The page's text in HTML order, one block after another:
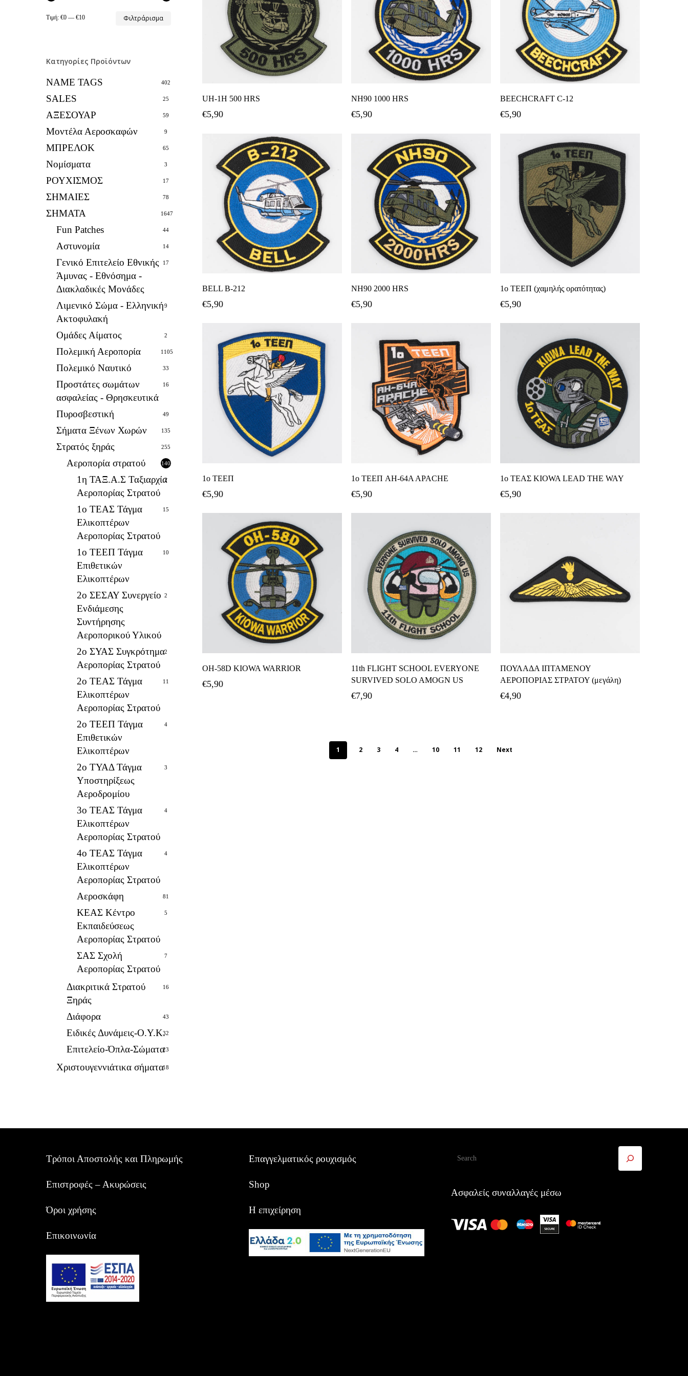
Φιλτράρισμα
Τιμή: €0 — €10
Κατηγορίες Προϊόντων
NAME TAGS 402
SALES 25
ΑΞΕΣΟΥΑΡ 59
Μοντέλα Αεροσκαφών 9
ΜΠΡΕΛΟΚ 65
Νομίσματα 3
ΡΟΥΧΙΣΜΟΣ 17
ΣΗΜΑΙΕΣ 78
ΣΗΜΑΤΑ 1647
Fun Patches 44
Αστυνομία 14
Γενικό Επιτελείο Εθνικής
Άμυνας - Εθνόσημα -
Διακλαδικές Μονάδες
17
Λιμενικό Σώμα - Ελληνική
Ακτοφυλακή
9
Ομάδες Αίματος 2
Πολεμική Αεροπορία 1105
Πολεμικό Ναυτικό 33
Προστάτες σωμάτων
ασφαλείας - Θρησκευτικά
16
Πυροσβεστική 49
Σήματα Ξένων Χωρών 135
Στρατός ξηράς 255
Αεροπορία στρατού 140
1η ΤΑΞ.Α.Σ Ταξιαρχία
Αεροπορίας Στρατού
2
1ο ΤΕΑΣ Τάγμα
Ελικοπτέρων
Αεροπορίας Στρατού
15
1ο ΤΕΕΠ Τάγμα
Επιθετικών
Ελικοπτέρων
10
2ο ΣΕΣΑΥ Συνεργείο
Ενδιάμεσης
Συντήρησης
Αεροπορικού Υλικού
2
2ο ΣΥΑΣ Συγκρότημα
Αεροπορίας Στρατού
2
2ο ΤΕΑΣ Τάγμα
Ελικοπτέρων
Αεροπορίας Στρατού
11
2ο ΤΕΕΠ Τάγμα
Επιθετικών
Ελικοπτέρων
4
2ο ΤΥΑΔ Τάγμα
Υποστηρίξεως
Αεροδρομίου
3
3ο ΤΕΑΣ Τάγμα
Ελικοπτέρων
Αεροπορίας Στρατού
4
4ο ΤΕΑΣ Τάγμα
Ελικοπτέρων
Αεροπορίας Στρατού
4
Αεροσκάφη 81
ΚΕΑΣ Κέντρο
Εκπαιδεύσεως
Αεροπορίας Στρατού
5
ΣΑΣ Σχολή
Αεροπορίας Στρατού
7
Διακριτικά Στρατού
Ξηράς
16
Διάφορα 43
Ειδικές Δυνάμεις-Ο.Υ.Κ.32
Επιτελείο-Όπλα-Σώματα23
Χριστουγεννιάτικα σήματα18
UH-1H 500 HRS
€5,90
NH90 1000 HRS
€5,90
BEECHCRAFT C-12
€5,90
BELL B-212
€5,90
NH90 2000 HRS
€5,90
Προσθήκη Στο Καλάθι
1ο ΤΕΕΠ (χαμηλής ορατότητας)
€5,90
1ο ΤΕΕΠ
€5,90
1ο ΤΕΕΠ AH-64A APACHE
€5,90
1ο ΤΕΑΣ KIOWA LEAD THE WAY
€5,90
OH-58D KIOWA WARRIOR
€5,90
11th FLIGHT SCHOOL EVERYONE
SURVIVED SOLO AMOGN US
€7,90
ΠΟΥΛΑΔΑ ΙΠΤΑΜΕΝΟΥ
ΑΕΡΟΠΟΡΙΑΣ ΣΤΡΑΤΟΥ (μεγάλη)
€4,90
1 2 3 4 … 10 11 12 Next
Τρόποι Αποστολής και Πληρωμής
Επιστροφές – Ακυρώσεις
Όροι χρήσης
Επικοινωνία
Επαγγελματικός ρουχισμός
Shop
Η επιχείρηση
Ασφαλείς συναλλαγές μέσω